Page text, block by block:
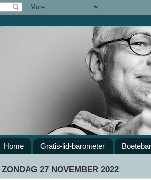
Home Gratis-lid-barometer
ZONDAG 27 NOVEMBER 2022